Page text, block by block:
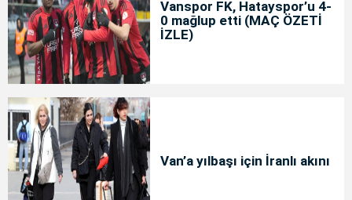
Vanspor FK, Hatayspor’u 4-
0 mağlup etti (MAÇ ÖZETİ
İZLE)
Van’a yılbaşı için İranlı akını